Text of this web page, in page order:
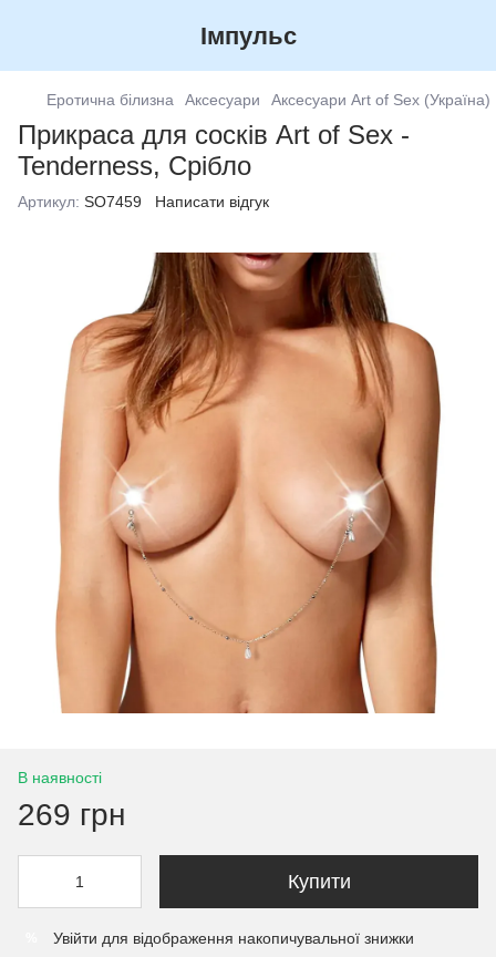
Імпульс
Еротична білизна Аксесуари Аксесуари Art of Sex (Україна)
Прикраса для сосків Art of Sex -
Tenderness, Срібло
Артикул: SO7459 Написати відгук
В наявності
269 грн
Купити
Увійти для відображення накопичувальної знижки